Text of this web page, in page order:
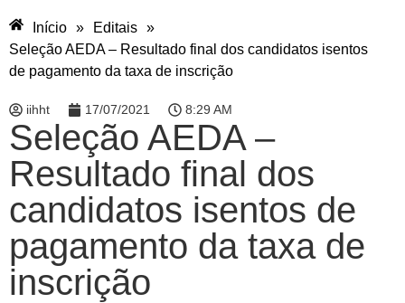
Início » Editais »
Seleção AEDA – Resultado final dos candidatos isentos
de pagamento da taxa de inscrição
iihht 17/07/2021 8:29 AM
Seleção AEDA –
Resultado final dos
candidatos isentos de
pagamento da taxa de
inscrição